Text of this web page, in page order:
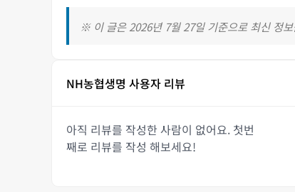
※ 이 글은 2026년 7월 27일 기준으로 최신 정
NH농협생명 사용자 리뷰
아직 리뷰를 작성한 사람이 없어요. 첫번
째로 리뷰를 작성 해보세요!